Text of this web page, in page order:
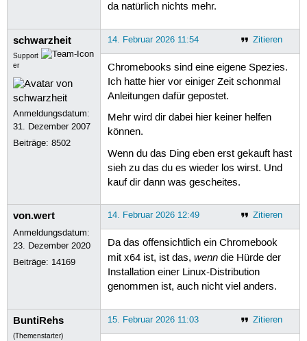
da natürlich nichts mehr.
schwarzheit
Support
er
Anmeldungsdatum:
31. Dezember 2007
Beiträge:8502
Zitieren
14. Februar 2026 11:54
Chromebooks sind eine eigene Spezies.
Ich hatte hier vor einiger Zeit schonmal
Anleitungen dafür gepostet.
Mehr wird dir dabei hier keiner helfen
können.
Wenn du das Ding eben erst gekauft hast
sieh zu das du es wieder los wirst. Und
kauf dir dann was gescheites.
von.wert
Anmeldungsdatum:
23. Dezember 2020
Beiträge: 14169
Zitieren
14. Februar 2026 12:49
Da das offensichtlich ein Chromebook
mit x64 ist, ist das, wenndie Hürde der
Installation einer Linux-Distribution
genommen ist, auch nicht viel anders.
BuntiRehs
(Themenstarter)
Zitieren
15. Februar 2026 11:03